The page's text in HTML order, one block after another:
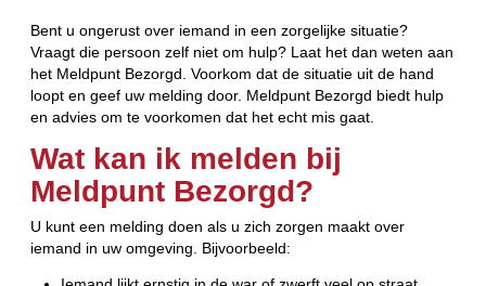
Bent u ongerust over iemand in een zorgelijke situatie?
Vraagt die persoon zelf niet om hulp? Laat het dan weten aan
het Meldpunt Bezorgd. Voorkom dat de situatie uit de hand
loopt en geef uw melding door. Meldpunt Bezorgd biedt hulp
en advies om te voorkomen dat het echt mis gaat.
Wat kan ik melden bij
Meldpunt Bezorgd?
U kunt een melding doen als u zich zorgen maakt over
iemand in uw omgeving. Bijvoorbeeld: